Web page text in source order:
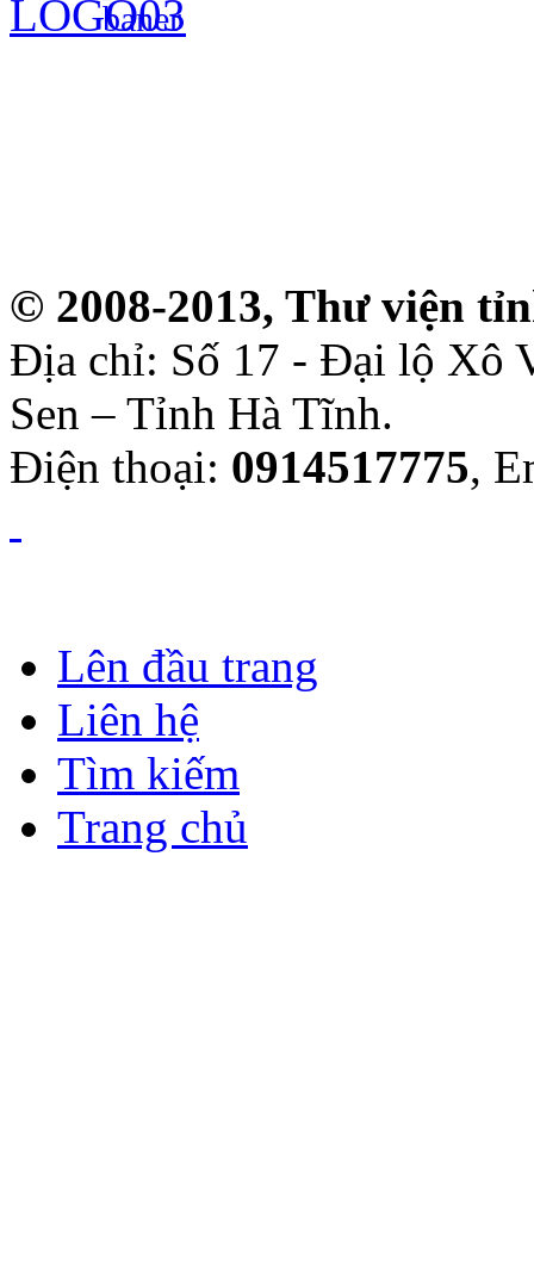
© 2008-2013, Thư viện
Địa chỉ: Số 17 - Đại lộ Xô
Sen – Tỉnh Hà Tĩnh.
Điện thoại: 0914517775,
Lên đầu trang
Liên hệ
Tìm kiếm
Trang chủ